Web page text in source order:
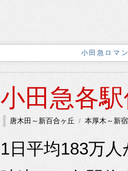
小田急ロマ
小田急各
唐木田～新百合ヶ丘 本厚木～新宿
1日平均183万